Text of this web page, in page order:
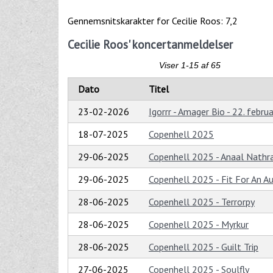
Gennemsnitskarakter for Cecilie Roos: 7,2
Cecilie Roos' koncertanmeldelser
Viser 1-15 af 65
Dato
Titel
23-02-2026
Igorrr - Amager Bio - 22.
18-07-2025
Copenhell 2025
29-06-2025
Copenhell 2025 - Anaal
29-06-2025
Copenhell 2025 - Fit For An
28-06-2025
Copenhell 2025 - Terrorpy
28-06-2025
Copenhell 2025 - Myrkur
28-06-2025
Copenhell 2025 - Guilt Trip
27-06-2025
Copenhell 2025 - Soulfly